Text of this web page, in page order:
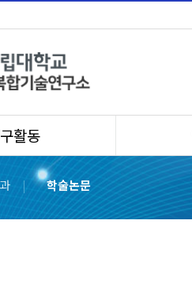
활동
| 학술논문